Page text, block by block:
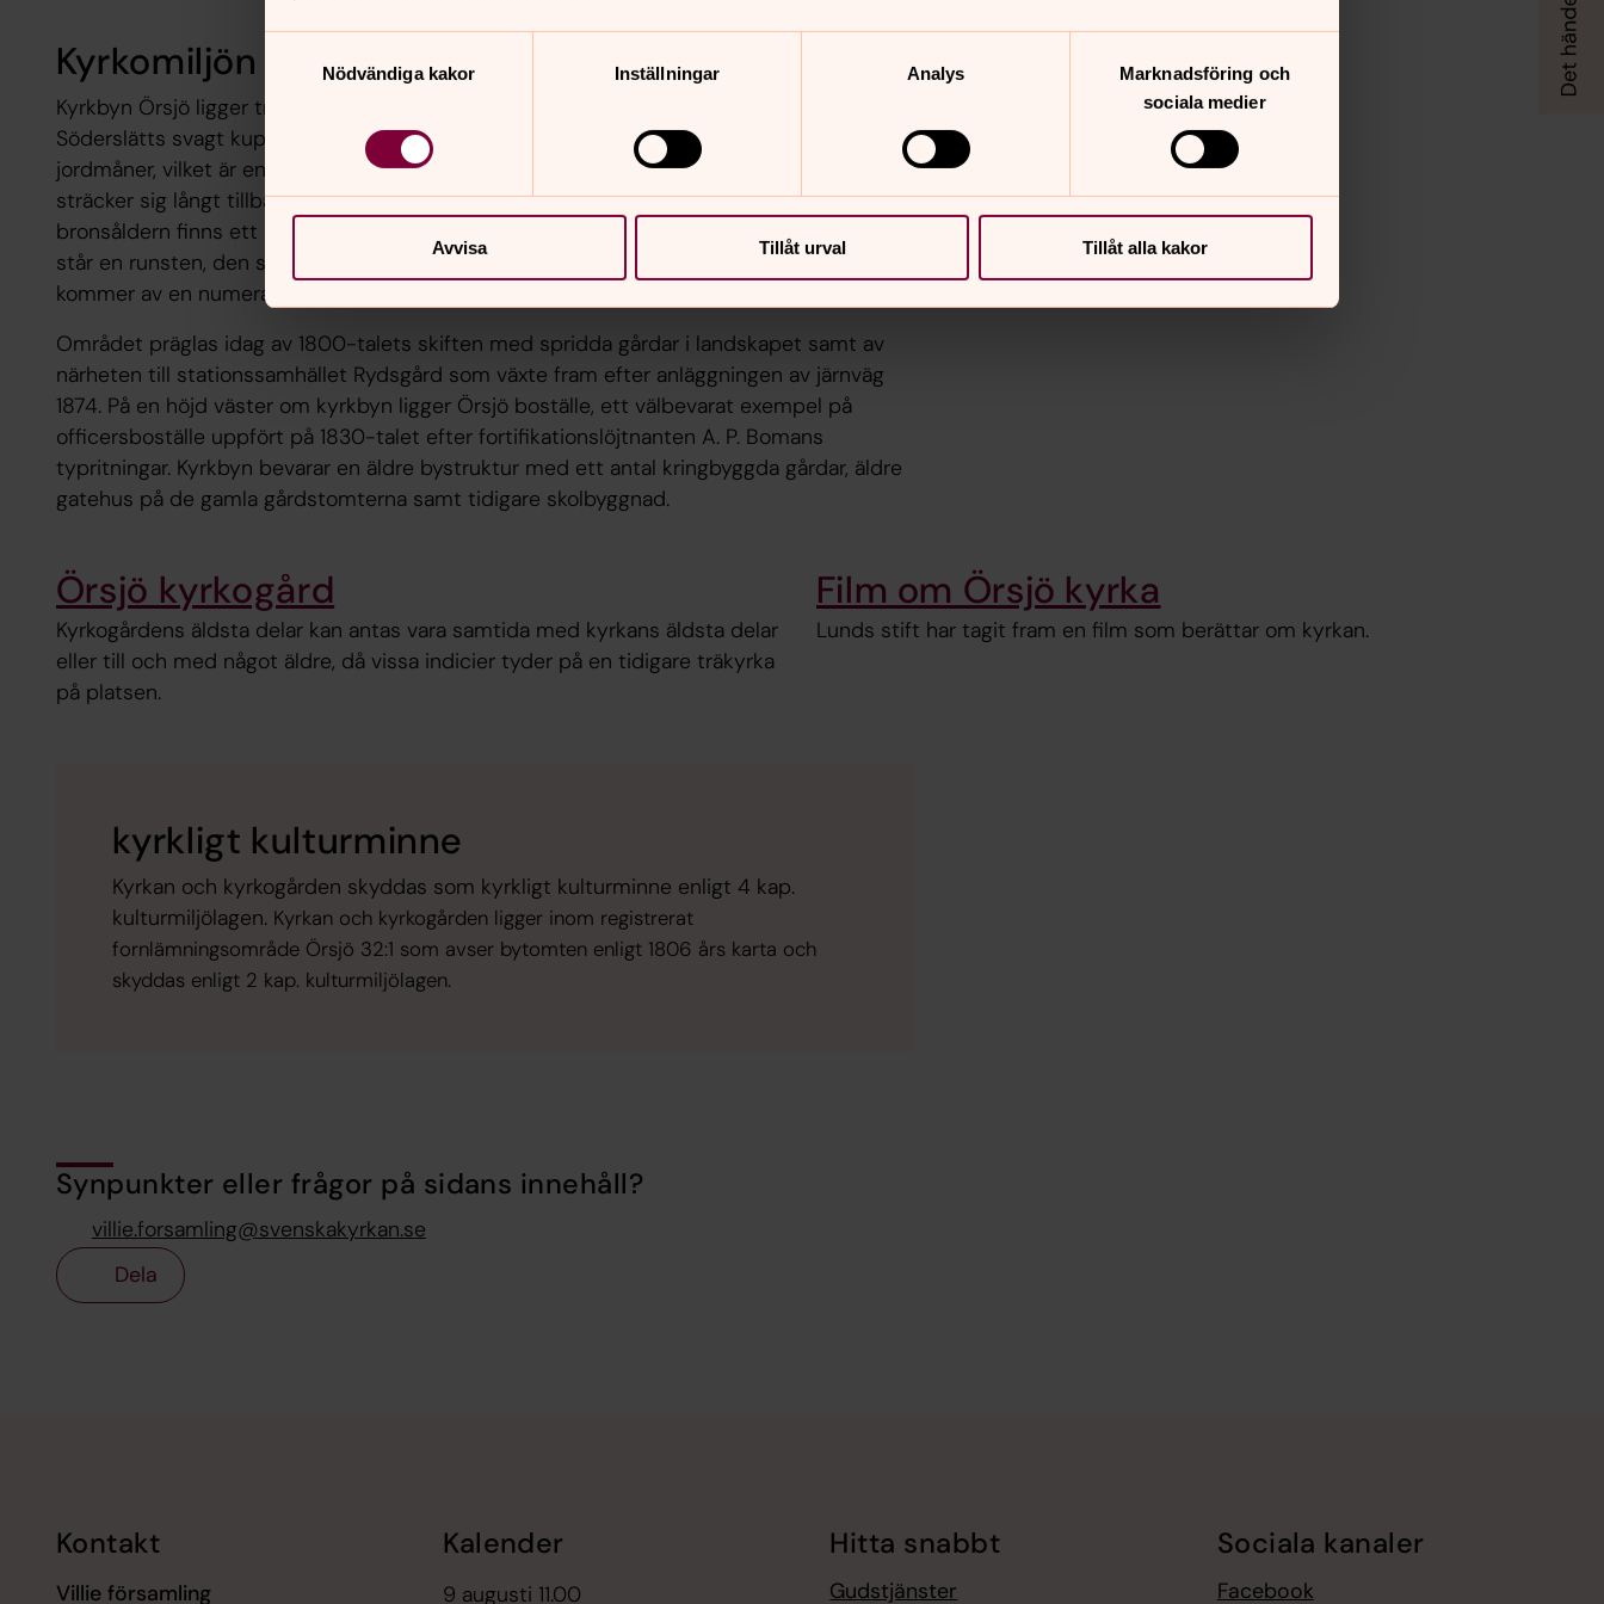
Nödvändiga kakor
Inställningar Analys
Marknadsföring och
sociala medier
Avvisa Tillåt urval Tillåt alla kakor
Kyrkomiljön
Kyrkbyn Örsjö ligger tre kilometer sydost om Skurup strax utanför tätorten Rydsgård, i
Söderslätts svagt kuperade fullåkerslandskap. Området har en av Europas bördigaste
jordmåner, vilket är en av förklaringarna till att bruknings- och bosättningskontinuiteten
sträcker sig långt tillbaka. Inom socknen har lösfynd från stenåldern påträffats och från
bronsåldern finns ett antal gravhögar. På Örsjögården direkt norr om kyrkoanläggningen
står en runsten, den så kallade Örsjöstenen. Bynamnet, som kring 1300 skrevs Öräsyo,
kommer av en numera utdikad sjö.
Området präglas idag av 1800-talets skiften med spridda gårdar i landskapet samt av
närheten till stationssamhället Rydsgård som växte fram efter anläggningen av järnväg
1874. På en höjd väster om kyrkbyn ligger Örsjö boställe, ett välbevarat exempel på
officersboställe uppfört på 1830-talet efter fortifikationslöjtnanten A. P. Bomans
typritningar. Kyrkbyn bevarar en äldre bystruktur med ett antal kringbyggda gårdar, äldre
gatehus på de gamla gårdstomterna samt tidigare skolbyggnad.
Örsjö kyrkogård
Kyrkogårdens äldsta delar kan antas vara samtida med kyrkans äldsta delar
eller till och med något äldre, då vissa indicier tyder på en tidigare träkyrka
på platsen.
Film om Örsjö kyrka
Lunds stift har tagit fram en film som berättar om kyrkan.
kyrkligt kulturminne
Kyrkan och kyrkogården skyddas som kyrkligt kulturminne enligt 4 kap.
kulturmiljölagen. Kyrkan och kyrkogården ligger inom registrerat
fornlämningsområde Örsjö 32:1 som avser bytomten enligt 1806 års karta och
skyddas enligt 2 kap. kulturmiljölagen.
Synpunkter eller frågor på sidans innehåll?
villie.forsamling@svenskakyrkan.se
Dela
Kontakt
Villie församling
Kalender
9 augusti 11.00
Hitta snabbt
Gudstjänster
Sociala kanaler
Facebook